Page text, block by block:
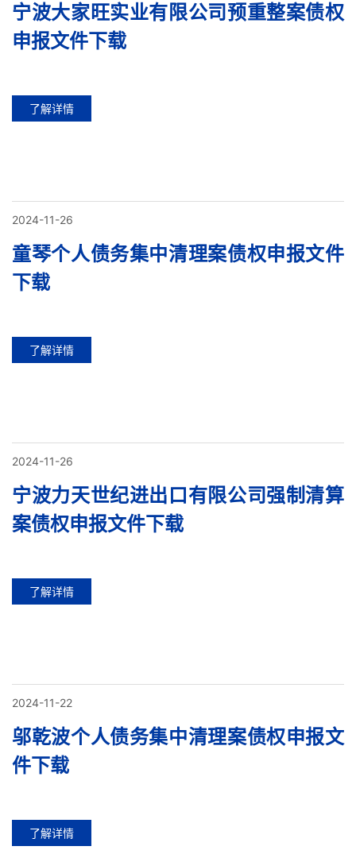
宁波大家旺实业有限公司预重整案债权
申报文件下载
了解详情
2024-11-26
童琴个人债务集中清理案债权申报文件
下载
了解详情
2024-11-26
宁波力天世纪进出口有限公司强制清算
案债权申报文件下载
了解详情
2024-11-22
邬乾波个人债务集中清理案债权申报文
件下载
了解详情